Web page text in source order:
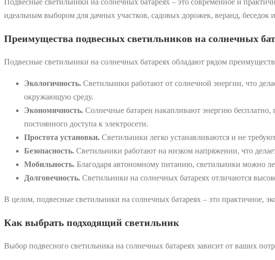
идеальным выбором для дачных участков, садовых дорожек, веранд, беседок и
Преимущества подвесных светильников на солнечных
Подвесные светильники на солнечных батареях обладают рядом
Экологичность. Светильники работают от солнечной энергии, что
окружающую среду.
Экономичность. Солнечные батареи накапливают энергию бесплатно,
постоянного доступа к электросети.
Простота установки. Светильники легко устанавливаются и не
Безопасность. Светильники работают на низком напряжении, что
Мобильность. Благодаря автономному питанию, светильники можно
Долговечность. Светильники на солнечных батареях отличаются
В целом, подвесные светильники на солнечных батареях – это практичное,
Как выбрать подходящий светильник
Выбор подвесного светильника на солнечных батареях зависит от ваших